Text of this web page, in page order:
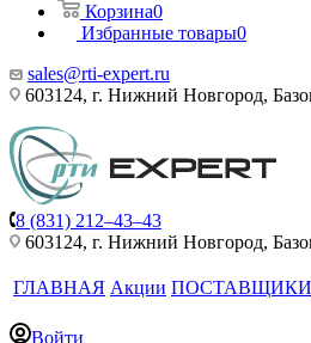
Корзина0
Избранные товары0
sales@rti-expert.ru
603124, г. Нижний Новгород,
8 (831) 212–43–43
603124, г. Нижний Новгород,
ГЛАВНАЯ Акции ПОСТАВЩИКИ
Войти